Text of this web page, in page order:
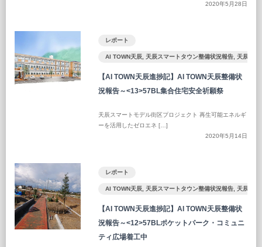
2020年5月28日
レポート
AI TOWN天辰, 天辰スマートタウン整備状況報告, 天辰ST
【AI TOWN天辰進捗記】AI TOWN天辰整備状
況報告～<13>57BL集合住宅安全祈願祭
天辰スマートモデル街区プロジェクト 再生可能エネルギ
ーを活用したゼロエネ […]
2020年5月14日
レポート
AI TOWN天辰, 天辰スマートタウン整備状況報告, 天辰ST
【AI TOWN天辰進捗記】AI TOWN天辰整備状
況報告～<12>57BLポケットパーク・コミュニ
ティ広場着工中